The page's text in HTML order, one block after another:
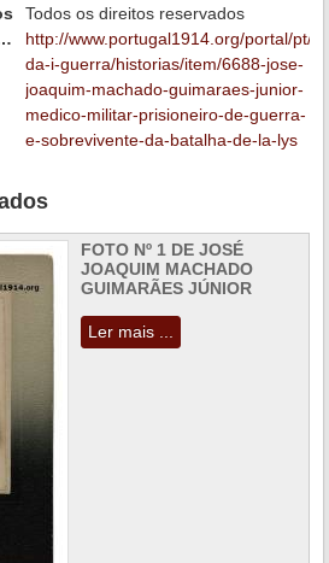
Todos os direitos reservados
externo
http://www.portugal1914.org/portal/pt/
da-i-guerra/historias/item/6688-jose-
joaquim-machado-guimaraes-junior-
medico-militar-prisioneiro-de-guerra-
e-sobrevivente-da-batalha-de-la-lys
FOTO Nº 1 DE JOSÉ
JOAQUIM MACHADO
GUIMARÃES JÚNIOR
Ler mais ...